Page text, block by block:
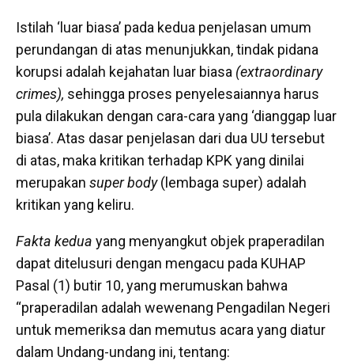
Istilah ‘luar biasa’ pada kedua penjelasan umum
perundangan di atas menunjukkan, tindak pidana
korupsi adalah kejahatan luar biasa (extraordinary
crimes), sehingga proses penyelesaiannya harus
pula dilakukan dengan cara-cara yang ‘dianggap luar
biasa’. Atas dasar penjelasan dari dua UU tersebut
di atas, maka kritikan terhadap KPK yang dinilai
merupakan super body(lembaga super) adalah
kritikan yang keliru.
Fakta kedua yang menyangkut objek praperadilan
dapat ditelusuri dengan mengacu pada KUHAP
Pasal (1) butir 10, yang merumuskan bahwa
“praperadilan adalah wewenang Pengadilan Negeri
untuk memeriksa dan memutus acara yang diatur
dalam Undang-undang ini, tentang: